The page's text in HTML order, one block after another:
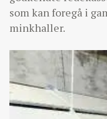
som kan foregå i
minkhaller.